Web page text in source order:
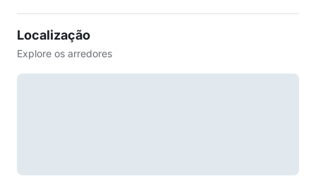
Localização
Explore os arredores